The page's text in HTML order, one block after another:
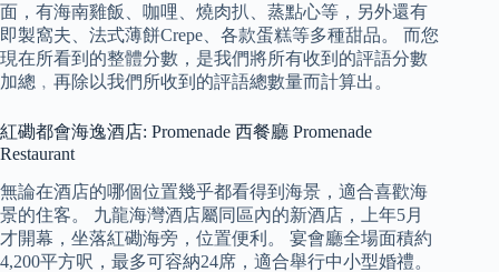
面，有海南雞飯、咖哩、燒肉扒、蒸點心等，另外還有
即製窩夫、法式薄餅Crepe、各款蛋糕等多種甜品。 而您
現在所看到的整體分數，是我們將所有收到的評語分數
加總﹐再除以我們所收到的評語總數量而計算出。
紅磡都會海逸酒店: Promenade 西餐廳 Promenade
Restaurant
無論在酒店的哪個位置幾乎都看得到海景，適合喜歡海
景的住客。 九龍海灣酒店屬同區內的新酒店，上年5月
才開幕，坐落紅磡海旁，位置便利。 宴會廳全場面積約
4,200平方呎，最多可容納24席，適合舉行中小型婚禮。